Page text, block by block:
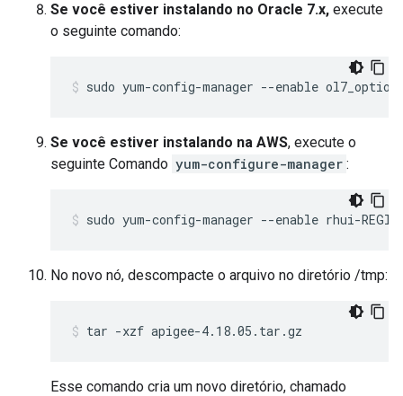
Se você estiver instalando no Oracle 7.x, execute
o seguinte comando:
sudo yum-config-manager --enable
Se você estiver instalando na AWS, execute o
seguinte Comando yum-configure-manager :
sudo yum-config-manager --enable rhui-
No novo nó, descompacte o arquivo no diretório /tmp:
tar -xzf apigee-4.18.05.tar.gz
Esse comando cria um novo diretório, chamado